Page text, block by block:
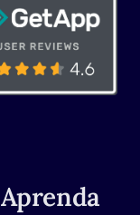
Aprenda